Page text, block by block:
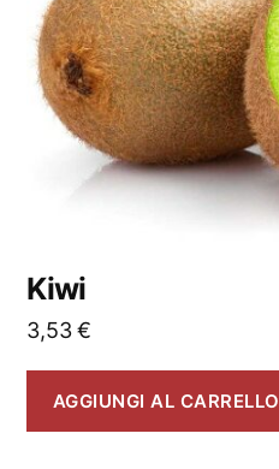
Kiwi
3,53€
AGGIUNGI AL CARRELLO